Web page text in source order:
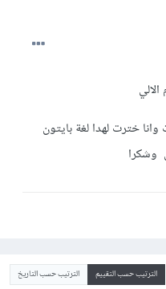
خترت لهدا لغة بايتون
وشكرا
الترتيب حسب التقييم الترتيب حسب التاريخ